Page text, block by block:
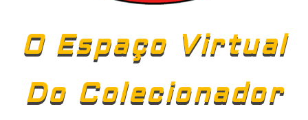
O Espaço Virtual
Do Colecionador